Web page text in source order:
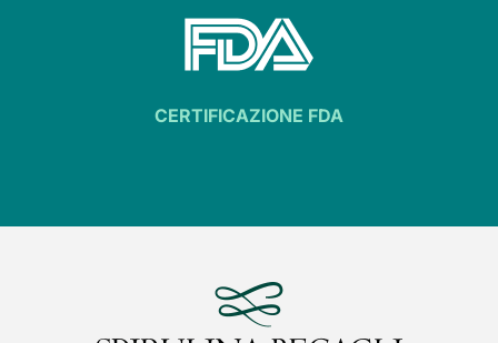
CERTIFICAZIONE FDA